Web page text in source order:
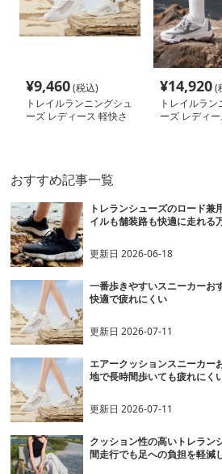
¥9,460(税込)
トレイルランニングシュ
ーズ レディース 軽快さ
¥14,920(
トレイルラ
ーズ レディ
おすすめ記事一覧
トレランシューズのロード
イルも舗装路も快適に走れる
更新日2026-06-18
一番歩きやすいスニーカーお
快適で疲れにくい
更新日2026-07-11
エアークッションスニーカー
地で長時間歩いても疲れにく
更新日2026-07-11
クッション性の高いトレラン
間走行でも足への負担を軽減